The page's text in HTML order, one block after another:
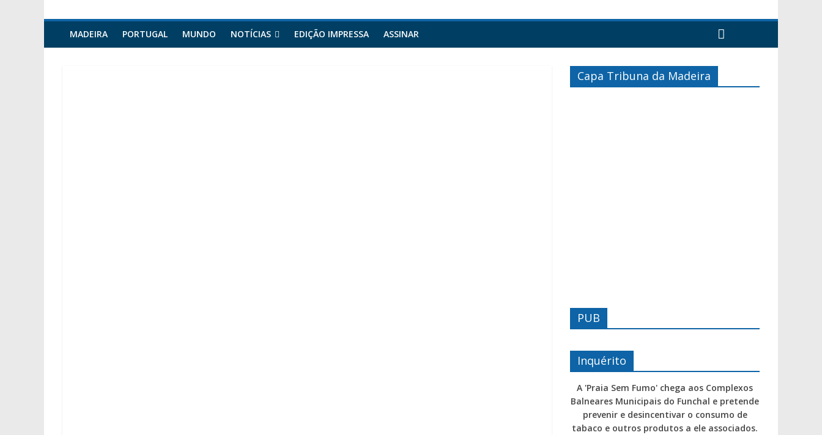
MADEIRA PORTUGAL MUNDO NOTÍCIAS EDIÇÃO IMPRESSA ASSINAR
Capa Tribuna da Madeira
PUB
Inquérito
A 'Praia Sem Fumo' chega aos Complexos
Balneares Municipais do Funchal e pretende
prevenir e desincentivar o consumo de
tabaco e outros produtos a ele associados.